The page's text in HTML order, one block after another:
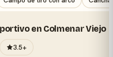
en Colmenar Viejo
3.5+